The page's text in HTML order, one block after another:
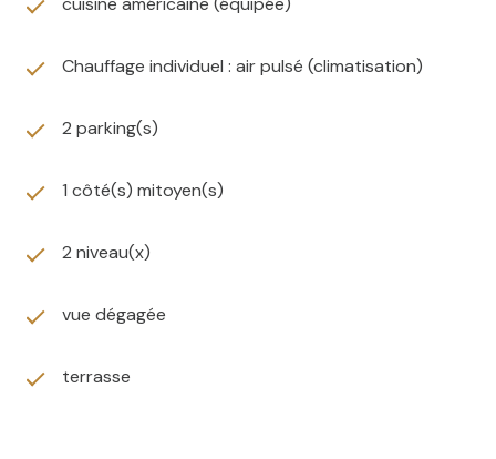
Chauffage individuel : air pulsé (climatisation)
2 parking(s)
1 côté(s) mitoyen(s)
2 niveau(x)
vue dégagée
terrasse